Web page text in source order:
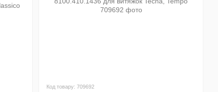
Код товару: 709692